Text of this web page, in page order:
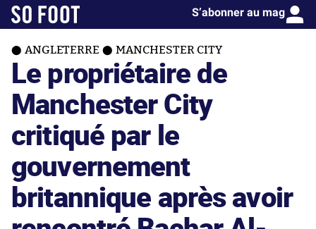
S’abonner au mag
ANGLETERRE MANCHESTER CITY
Le propriétaire de
Manchester City
critiqué par le
gouvernement
britannique après avoir